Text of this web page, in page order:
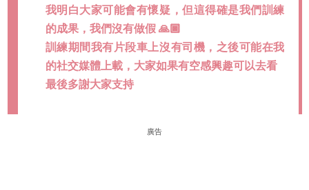
我明白大家可能會有懷疑，但這得確是我們訓練
的成果，我們沒有做假 🙏🏿
訓練期間我有片段車上沒有司機，之後可能在我
的社交媒體上載，大家如果有空感興趣可以去看
最後多謝大家支持
廣告